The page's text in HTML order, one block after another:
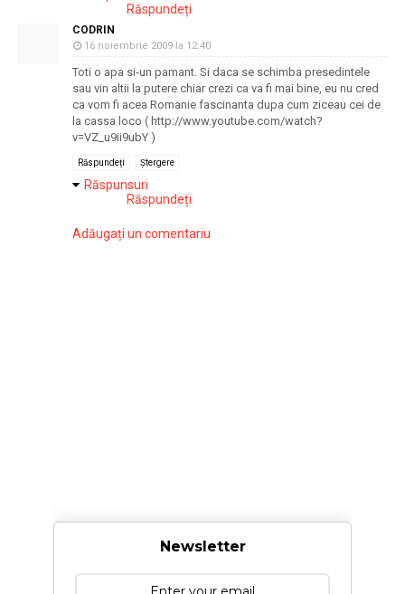
Răspundeți
CODRIN
16 noiembrie 2009 la 12:40
Toti o apa si-un pamant. Si daca se schimba presedintele
sau vin altii la putere chiar crezi ca va fi mai bine, eu nu cred
ca vom fi acea Romanie fascinanta dupa cum ziceau cei de
la cassa loco ( http://www.youtube.com/watch?
v=VZ_u9ii9ubY )
Răspundeți Ștergere
Răspunsuri
Răspundeți
Adăugați un comentariu
Newsletter